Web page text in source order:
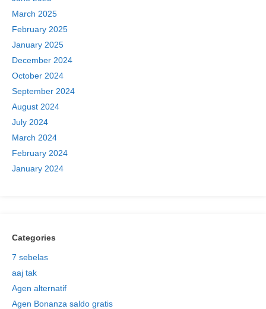
March 2025
February 2025
January 2025
December 2024
October 2024
September 2024
August 2024
July 2024
March 2024
February 2024
January 2024
Categories
7 sebelas
aaj tak
Agen alternatif
Agen Bonanza saldo gratis